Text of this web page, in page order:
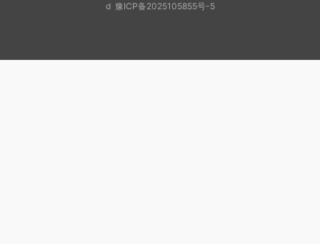
d 豫ICP备2025105855号-5